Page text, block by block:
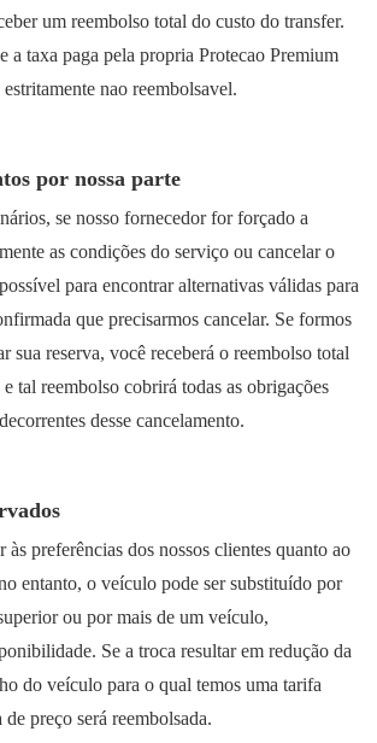
um reembolso total do custo do transfer.
a taxa paga pela propria Protecao Premium
nao reembolsavel.
por nossa parte
se nosso fornecedor for forçado a
as condições do serviço ou cancelar o
para encontrar alternativas válidas para
que precisarmos cancelar. Se formos
sua reserva, você receberá o reembolso total
tal reembolso cobrirá todas as obrigações
desse cancelamento.
às preferências dos nossos clientes quanto ao
entanto, o veículo pode ser substituído por
ou por mais de um veículo,
Se a troca resultar em redução da
do veículo para o qual temos uma tarifa
preço será reembolsada.